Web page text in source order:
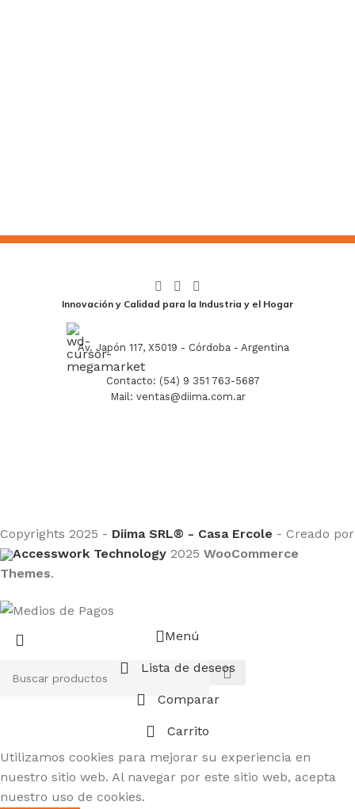
Innovación y Calidad para la Industria y el Hogar
Av. Japón 117, X5019 - Córdoba - Argentina
Contacto: (54) 9 351 763-5687
Mail: ventas@diima.com.ar
Copyrights 2025 - Diima SRL® - Casa Ercole - Creado por
Accesswork Technology 2025 WooCommerce
Themes.
Menú
Lista de deseos
Comparar
Carrito
Utilizamos cookies para mejorar su experiencia en
nuestro sitio web. Al navegar por este sitio web, acepta
nuestro uso de cookies.